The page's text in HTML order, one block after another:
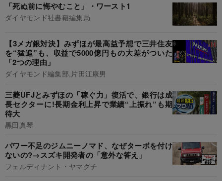
「死ぬ前に悔やむこと」・ワースト1
ダイヤモンド社書籍編集局
【3メガ銀対決】みずほが最高益予想で三井住友
を“猛追”も、収益で5000億円もの大差がついた
「2つの理由」
ダイヤモンド編集部,片田江康男
三菱UFJとみずほの「稼ぐ力」復活で、銀行は成
長セクターに!長期金利上昇で業績“上振れ”も期
待大
黒田真琴
パワー不足のジムニーノマド、なぜターボを付け
ないの?→スズキ開発者の「意外な答え」
フェルディナント・ヤマグチ